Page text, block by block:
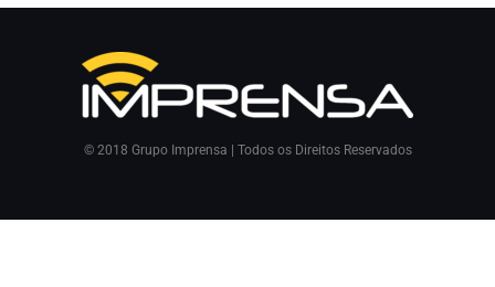
© 2018 Grupo Imprensa | Todos os Direitos Reservados